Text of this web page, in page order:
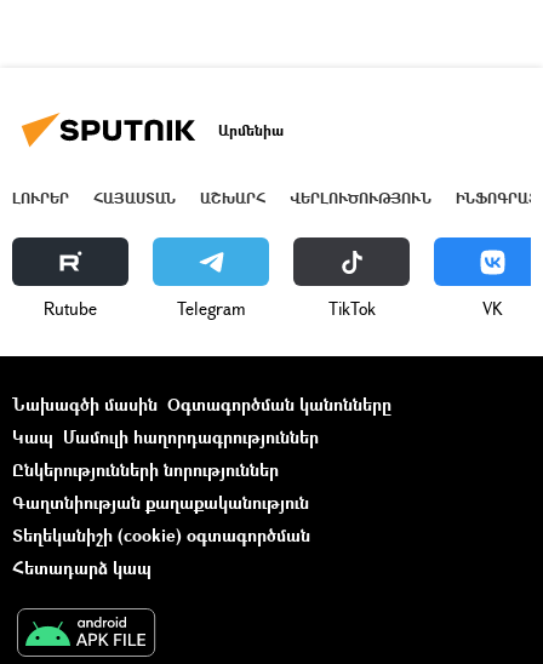
Արմենիա
ԼՈՒՐԵՐ ՀԱՅԱՍՏԱՆ ԱՇԽԱՐՀ ՎԵՐԼՈՒԾՈՒԹՅՈՒՆ
Rutube Telegram ТikТоk VK
Նախագծի մասին Օգտագործման կանոնները
Կապ Մամուլի հաղորդագրություններ
Ընկերությունների նորություններ
Գաղտնիության քաղաքականություն
Տեղեկանիշի (cookie) օգտագործման
Հետադարձ կապ